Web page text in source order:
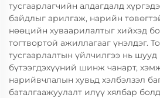
тусгаарлагчийн алдагдалд
байдлыг арилгаж, нарийн
нөөцийн хуваарилалтыг хийхэд
тогтвортой ажиллагааг үнэлдэг.
тусгаарлалтын үйлчилгээ нь
бүтээгдэхүүний шинж чанарт,
нарийвчлалын хувьд хэлбэлзэл
баталгаажуулалт илүү хялбар